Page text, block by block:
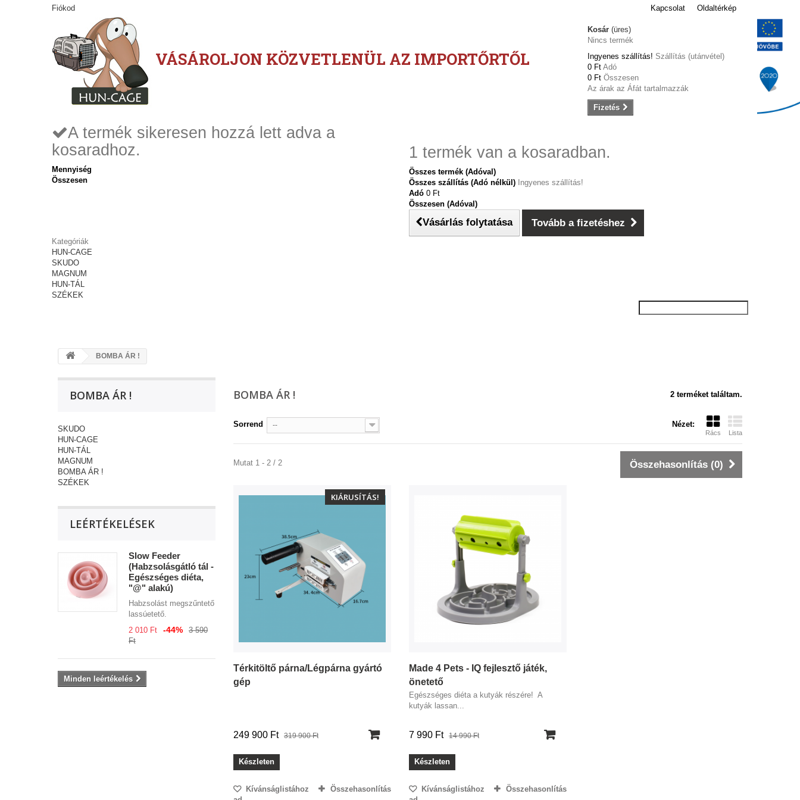
Kapcsolat Oldaltérkép
Fiókod
Bejelentkezés
VÁSÁROLJON KÖZVETLENÜL AZ IMPORTŐRTŐL
Kosár (üres)
Nincs termék
Ingyenes szállítás! Szállítás (utánvétel)
0 Ft‎ Adó
0 Ft‎ Összesen
Az árak az Áfát tartalmazzák
Fizetés
A termék sikeresen hozzá lett adva a
kosaradhoz.
Mennyiség
Összesen
1 termék van a kosaradban.
Összes termék (Adóval)
Összes szállítás (Adó nélkül) Ingyenes szállítás!
Adó 0 Ft‎
Összesen (Adóval)
Vásárlás folytatása Tovább a fizetéshez
Kategóriák
HUN-CAGE
SKUDO
MAGNUM
HUN-TÁL
SZÉKEK
BOMBA ÁR !
BOMBA ÁR !
SKUDO
HUN-CAGE
HUN-TÁL
MAGNUM
BOMBA ÁR !
SZÉKEK
LEÉRTÉKELÉSEK
Slow Feeder
(Habzsolásgátló tál -
Egészséges diéta,
"@" alakú)
Habzsolást megszűntető
lassúetető.
2 010 Ft‎
-44%
3 590
Ft‎
Minden leértékelés
BOMBA ÁR ! 2 terméket találtam.
Nézet:
Rács Lista
Sorrend --
Összehasonlítás (0)
Mutat 1 - 2 / 2
KIÁRUSÍTÁS!
Térkitöltő párna/Légpárna gyártó
gép
249 900 Ft‎ 319 900 Ft‎
Készleten
Kívánságlistához
Összehasonlítás
Made 4 Pets - IQ fejlesztő játék,
önetető
Egészséges diéta a kutyák részére! A
kutyák lassan...
7 990 Ft‎ 14 990 Ft‎
Készleten
Kívánságlistához
Összehasonlítás